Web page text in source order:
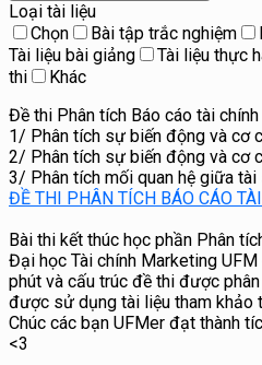
Loại tài liệu
Chọn
Bài tập trắc nghiệm
Tài liệu bài giảng
Tài liệu thực
thi
Khác
Đề thi Phân tích Báo cáo tài
1/ Phân tích sự biến động và cơ
2/ Phân tích sự biến động và cơ
3/ Phân tích mối quan hệ giữa tài
ĐỀ THI PHÂN TÍCH BÁO CÁO
Bài thi kết thúc học phần Phân
Đại học Tài chính Marketing
phút và cấu trúc đề thi được
được sử dụng tài liệu tham khảo
Chúc các bạn UFMer đạt thành
<3